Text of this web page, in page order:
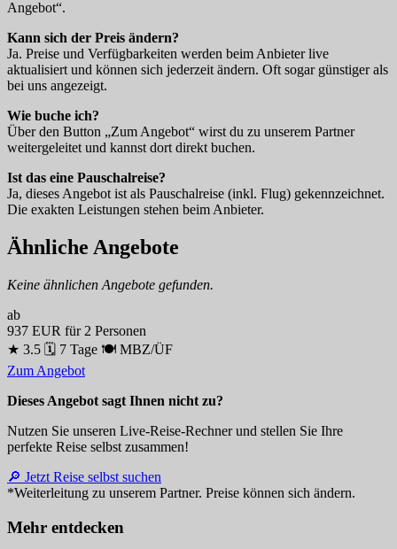
Angebot“.
Kann sich der Preis ändern?
Ja. Preise und Verfügbarkeiten werden beim Anbieter live
aktualisiert und können sich jederzeit ändern. Oft sogar günstiger als
bei uns angezeigt.
Wie buche ich?
Über den Button „Zum Angebot“ wirst du zu unserem Partner
weitergeleitet und kannst dort direkt buchen.
Ist das eine Pauschalreise?
Ja, dieses Angebot ist als Pauschalreise (inkl. Flug) gekennzeichnet.
Die exakten Leistungen stehen beim Anbieter.
Ähnliche Angebote
Keine ähnlichen Angebote gefunden.
ab
937 EUR für 2 Personen
★ 3.5 🗓 7 Tage 🍽 MBZ/ÜF
Zum Angebot
Dieses Angebot sagt Ihnen nicht zu?
Nutzen Sie unseren Live-Reise-Rechner und stellen Sie Ihre
perfekte Reise selbst zusammen!
🔎 Jetzt Reise selbst suchen
*Weiterleitung zu unserem Partner. Preise können sich ändern.
Mehr entdecken